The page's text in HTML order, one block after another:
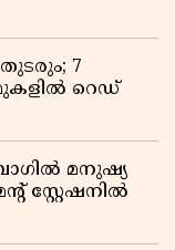
7
റെഡ്
മനുഷ്യ
സ്റ്റേഷനിൽ